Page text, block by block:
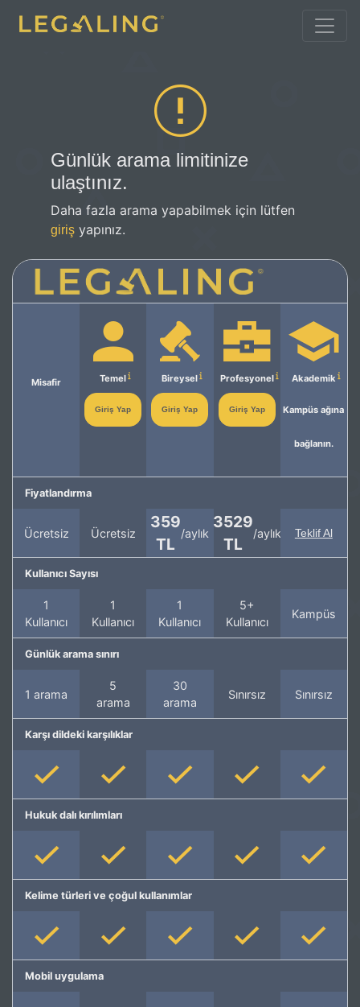
Günlük arama limitinize
ulaştınız.
Daha fazla arama yapabilmek için lütfen
giriş yapınız.
Misafir Temel
Giriş Yap
Bireysel
Giriş Yap
Profesyonel
Giriş Yap
Akademik
Kampüs ağına
bağlanın.
Fiyatlandırma
Ücretsiz Ücretsiz
359
TL
/aylık
3529
TL
/aylık Teklif Al
Kullanıcı Sayısı
1
Kullanıcı
1
Kullanıcı
1
Kullanıcı
5+
Kullanıcı
Kampüs
Günlük arama sınırı
1 arama
5
arama
30
arama
Sınırsız Sınırsız
Karşı dildeki karşılıklar
Hukuk dalı kırılımları
Kelime türleri ve çoğul kullanımlar
Mobil uygulama